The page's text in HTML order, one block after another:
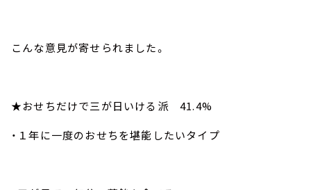
こんな意見が寄せられました。
★おせちだけで三が日いける派 41.4%
・１年に一度のおせちを堪能したいタイプ